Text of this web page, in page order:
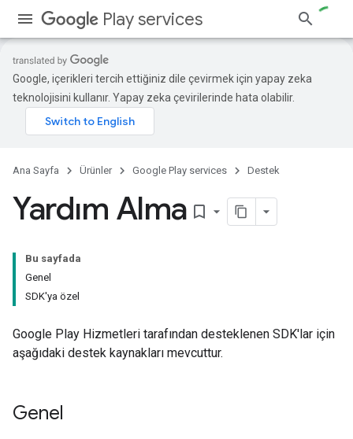
Play services
Google, içerikleri tercih ettiğiniz dile çevirmek için yapay zeka
teknolojisini kullanır. Yapay zeka çevirilerinde hata olabilir.
Ana Sayfa Ürünler Google Play services Destek
Yardım Alma bookmark_border
Bu sayfada
Genel
SDK'ya özel
Google Play Hizmetleri tarafından desteklenen SDK'lar için
aşağıdaki destek kaynakları mevcuttur.
Genel